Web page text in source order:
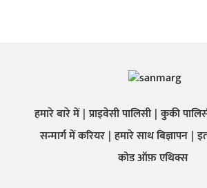
हमारे बारे में प्राइवेसी पालिसी कुकी
सन्मार्ग में करियर हमारे साथ बिज्ञापन
कोड ऑफ़ एथिक्स